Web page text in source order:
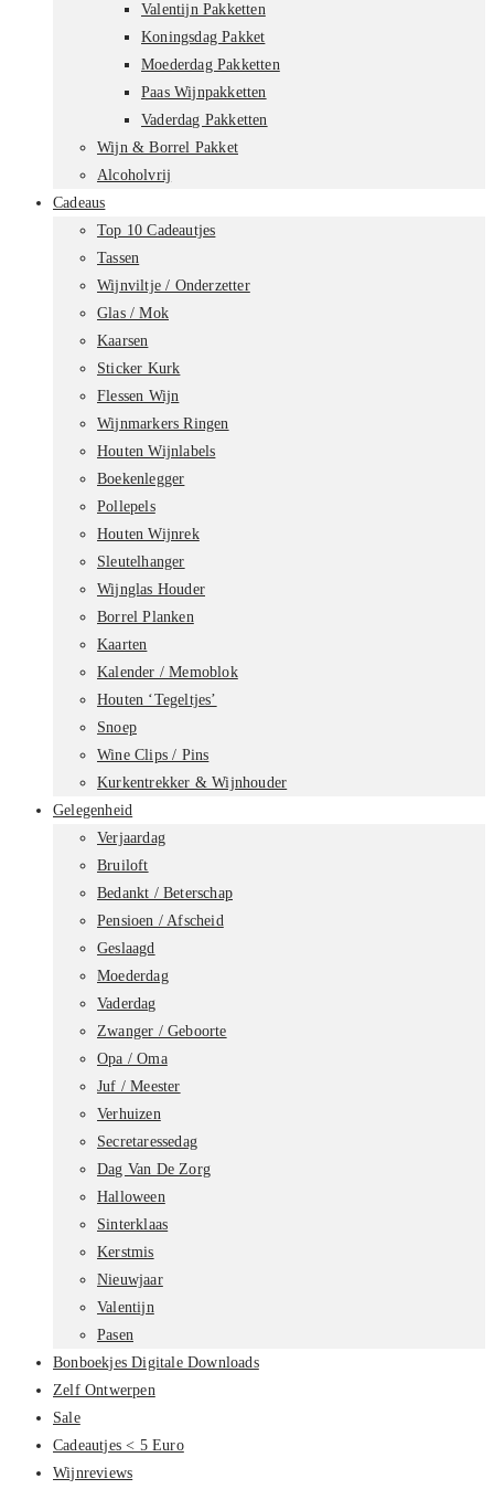
Valentijn Pakketten
Koningsdag Pakket
Moederdag Pakketten
Paas Wijnpakketten
Vaderdag Pakketten
Wijn & Borrel Pakket
Alcoholvrij
Cadeaus
Top 10 Cadeautjes
Tassen
Wijnviltje / Onderzetter
Glas / Mok
Kaarsen
Sticker Kurk
Flessen Wijn
Wijnmarkers Ringen
Houten Wijnlabels
Boekenlegger
Pollepels
Houten Wijnrek
Sleutelhanger
Wijnglas Houder
Borrel Planken
Kaarten
Kalender / Memoblok
Houten ‘Tegeltjes’
Snoep
Wine Clips / Pins
Kurkentrekker & Wijnhouder
Gelegenheid
Verjaardag
Bruiloft
Bedankt / Beterschap
Pensioen / Afscheid
Geslaagd
Moederdag
Vaderdag
Zwanger / Geboorte
Opa / Oma
Juf / Meester
Verhuizen
Secretaressedag
Dag Van De Zorg
Halloween
Sinterklaas
Kerstmis
Nieuwjaar
Valentijn
Pasen
Bonboekjes Digitale Downloads
Zelf Ontwerpen
Sale
Cadeautjes < 5 Euro
Wijnreviews